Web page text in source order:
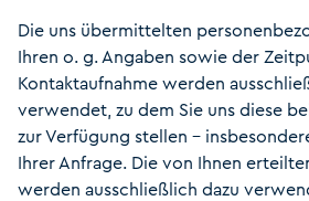
Die uns übermittelten
Ihren o. g. Angaben sowie der
Kontaktaufnahme werden
verwendet, zu dem Sie uns diese
zur Verfügung stellen –
Ihrer Anfrage. Die von Ihnen
werden ausschließlich dazu